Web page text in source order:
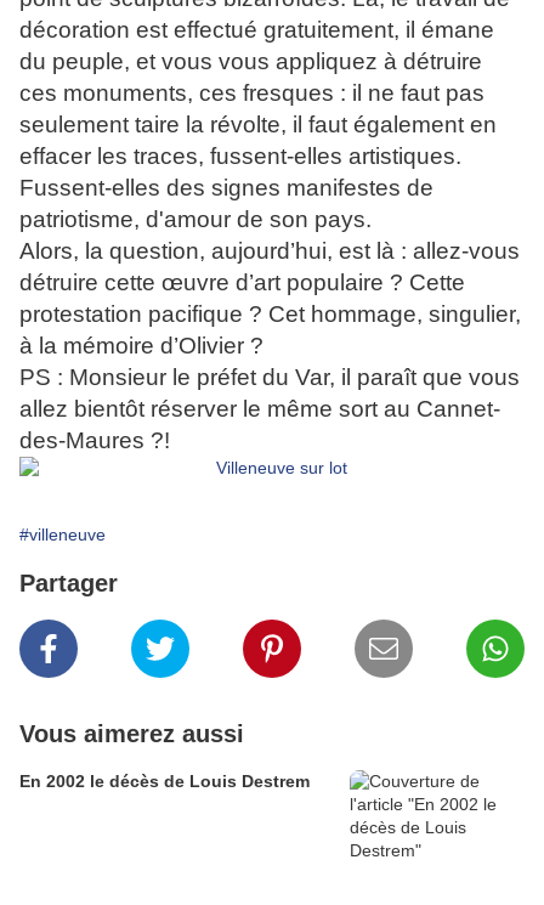
décoration est effectué gratuitement, il émane
du peuple, et vous vous appliquez à détruire
ces monuments, ces fresques : il ne faut pas
seulement taire la révolte, il faut également en
effacer les traces, fussent-elles artistiques.
Fussent-elles des signes manifestes de
patriotisme, d'amour de son pays.
Alors, la question, aujourd’hui, est là : allez-vous
détruire cette œuvre d’art populaire ? Cette
protestation pacifique ? Cet hommage, singulier,
à la mémoire d’Olivier ?
PS : Monsieur le préfet du Var, il paraît que vous
allez bientôt réserver le même sort au Cannet-
des-Maures ?!
#villeneuve
Partager
Vous aimerez aussi
En 2002 le décès de Louis Destrem